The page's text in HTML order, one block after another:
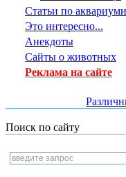
Статьи по
Это интересно...
Анекдоты
Сайты о животных
Реклама на сайте
Поиск по сайту